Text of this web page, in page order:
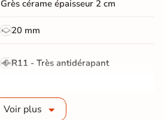
Grès cérame épaisseur 2 cm
20 mm
R11 - Très antidérapant
GR5 - Ultra-résistant
Voir plus